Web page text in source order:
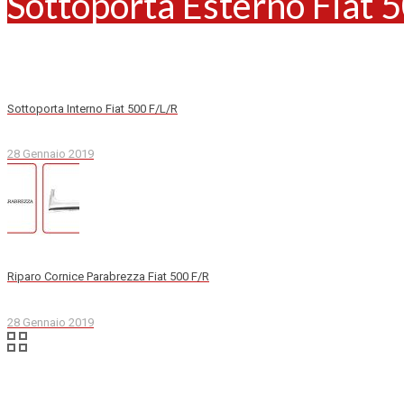
Sottoporta Interno Fiat 500 F/L/R
28 Gennaio 2019
Riparo Cornice Parabrezza Fiat 500 F/R
28 Gennaio 2019